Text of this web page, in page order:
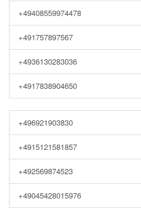
+49408559974478
+491757897567
+4936130283036
+4917838904650
+496921903830
+4915121581857
+492569874523
+49045428015976